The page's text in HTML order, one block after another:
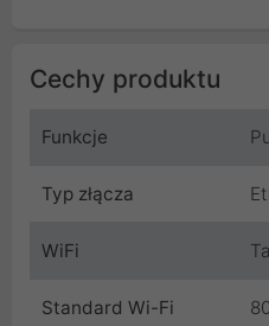
Cechy produktu
Funkcje
Typ złącza
WiFi
Standard Wi-Fi